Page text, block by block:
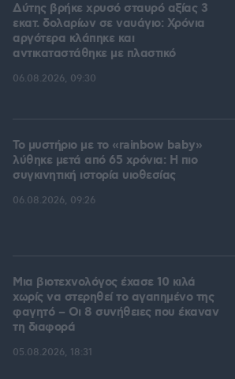
Δύτης βρήκε χρυσό σταυρό αξίας 3
εκατ. δολαρίων σε ναυάγιο: Χρόνια
αργότερα κλάπηκε και
αντικαταστάθηκε με πλαστικό
06.08.2026, 09:30
Το μυστήριο με το «rainbow baby»
λύθηκε μετά από 65 χρόνια: Η πιο
συγκινητική ιστορία υιοθεσίας
06.08.2026, 09:26
Μια βιοτεχνολόγος έχασε 10 κιλά
χωρίς να στερηθεί το αγαπημένο της
φαγητό – Οι 8 συνήθειες που έκαναν
τη διαφορά
05.08.2026, 18:31